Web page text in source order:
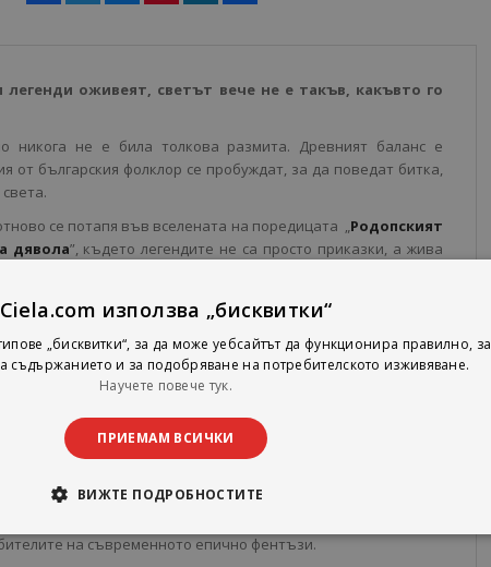
легенди оживеят, светът вече не е такъв, какъвто го
никога не е била толкова размита. Древният баланс е
от българския фолклор се пробуждат, за да поведат битка,
се потапя във вселената на поредицата „Родопският
дявола”, където легендите не са просто приказки, а жива
да пожертва всичко в стремежа си към върховна власт.
в който всяка магия има цена, всяка победа изисква
съдбата на света.
митология, авторът преплита познати образи и
Добруджа, древните истории получават нов живот в
на съвременното епично фентъзи.
Ciela.com използва „бисквитки“
„бисквитки“, за да може уебсайтът да функционира правилно, за
съдържанието и за подобряване на потребителското изживяване.
Научете повече тук.
ПРИЕМАМ ВСИЧКИ
ВИЖТЕ ПОДРОБНОСТИТЕ